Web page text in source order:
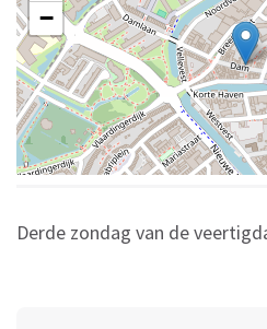
−
Derde zondag van de